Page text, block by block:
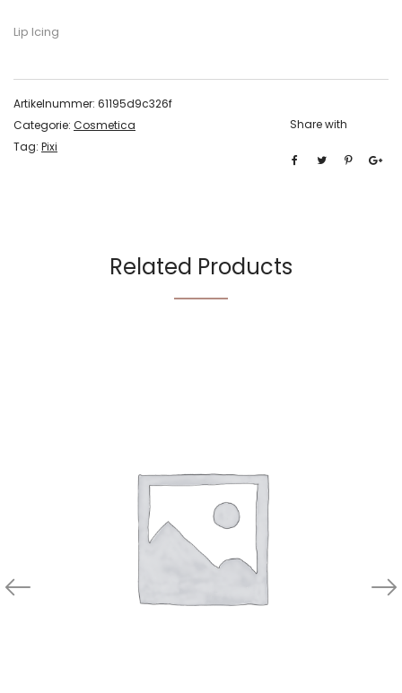
Lip Icing
Artikelnummer: 61195d9c326f
Categorie: Cosmetica
Tag: Pixi
Share with
Related Products